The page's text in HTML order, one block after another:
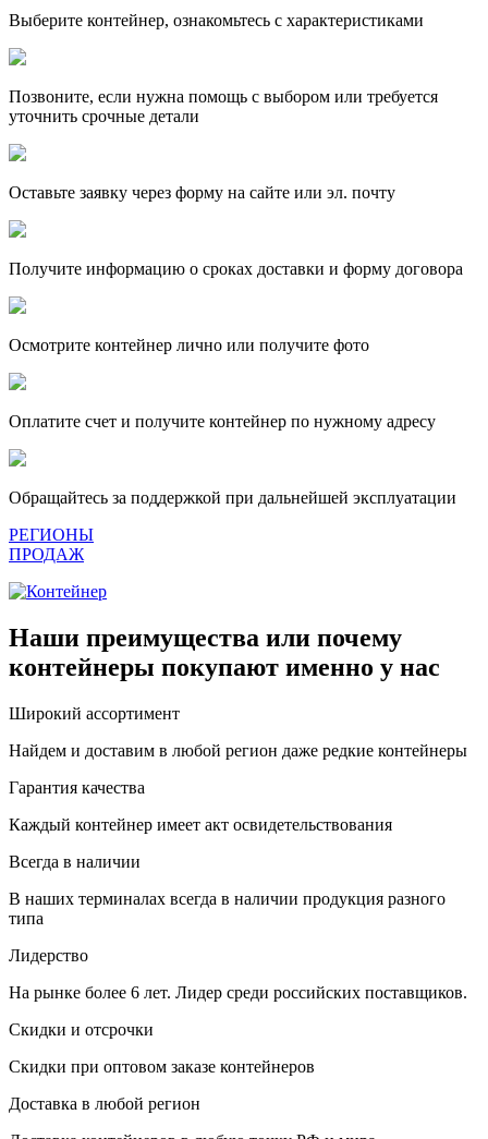
Выберите контейнер, ознакомьтесь с характеристиками
Позвоните, если нужна помощь с выбором или требуется
уточнить срочные детали
Оставьте заявку через форму на сайте или эл. почту
Получите информацию о сроках доставки и форму договора
Осмотрите контейнер лично или получите фото
Оплатите счет и получите контейнер по нужному адресу
Обращайтесь за поддержкой при дальнейшей эксплуатации
РЕГИОНЫ
ПРОДАЖ
Наши преимущества или почему
контейнеры покупают именно у нас
Широкий ассортимент
Найдем и доставим в любой регион даже редкие контейнеры
Гарантия качества
Каждый контейнер имеет акт освидетельствования
Всегда в наличии
В наших терминалах всегда в наличии продукция разного
типа
Лидерство
На рынке более 6 лет. Лидер среди российских поставщиков.
Скидки и отсрочки
Скидки при оптовом заказе контейнеров
Доставка в любой регион